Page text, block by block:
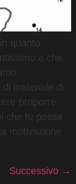
quanto
a che
materiale di
proporre
che tu possa
motivazione
Successivo →